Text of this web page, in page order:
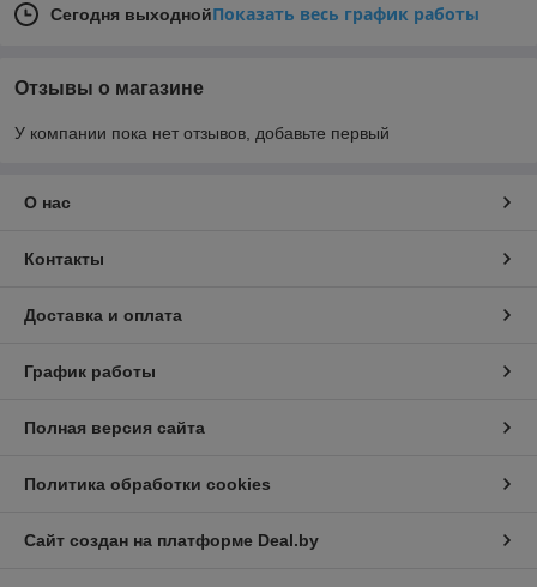
Сегодня выходнойПоказать весь график работы
Отзывы о магазине
У компании пока нет отзывов, добавьте первый
О нас
Контакты
Доставка и оплата
График работы
Полная версия сайта
Политика обработки cookies
Сайт создан на платформе Deal.by